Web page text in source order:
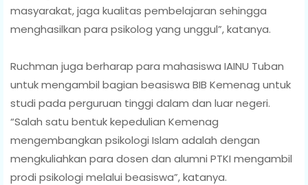
masyarakat, jaga kualitas pembelajaran sehingga
menghasilkan para psikolog yang unggul”, katanya.
Ruchman juga berharap para mahasiswa IAINU Tuban
untuk mengambil bagian beasiswa BIB Kemenag untuk
studi pada perguruan tinggi dalam dan luar negeri.
“Salah satu bentuk kepedulian Kemenag
mengembangkan psikologi Islam adalah dengan
mengkuliahkan para dosen dan alumni PTKI mengambil
prodi psikologi melalui beasiswa”, katanya.